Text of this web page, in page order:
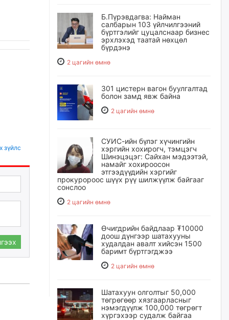
зүйлс
Б.Пүрэвдагва: Найман
салбарын 103 үйлчилгээний
бүртгэлийг цуцалснаар бизнес
эрхлэхэд таатай нөхцөл
бүрдэнэ
2 цагийн өмнө
301 цистерн вагон буулгалтад
болон замд явж байна
2 цагийн өмнө
СУИС-ийн бүлэг хүчингийн
хэргийн хохирогч, тэмцэгч
Шинэцэцэг: Сайхан мэдээтэй,
намайг хохироосон
этгээдүүдийн хэргийг
прокуророос шүүх рүү шилжүүлж байгааг
сонслоо
2 цагийн өмнө
Өчигдрийн байдлаар ₮10000
доош дүнгээр шатахууны
худалдан авалт хийсэн 1500
баримт бүртгэгджээ
2 цагийн өмнө
Шатахуун олголтыг 50,000
төгрөгөөр хязгаарласныг
нэмэгдүүлж 100,000 төгрөгт
хүргэхээр судалж байгаа